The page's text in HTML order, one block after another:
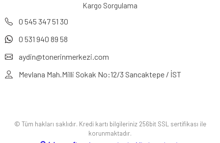
Kargo Sorgulama
0 545 347 51 30
0 531 940 89 58
aydin@tonerinmerkezi.com
Mevlana Mah.Milli Sokak No:12/3 Sancaktepe / İST
© Tüm hakları saklıdır. Kredi kartı bilgileriniz 256bit SSL sertifikası ile
korunmaktadır.